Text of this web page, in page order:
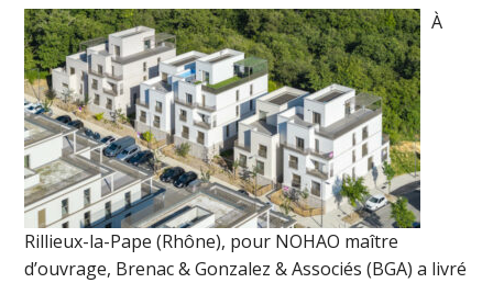
À
Rillieux-la-Pape (Rhône), pour NOHAO maître
d’ouvrage, Brenac & Gonzalez & Associés (BGA) a livré